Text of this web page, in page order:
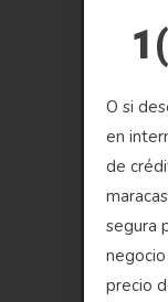
O si
en
de
segura
precio